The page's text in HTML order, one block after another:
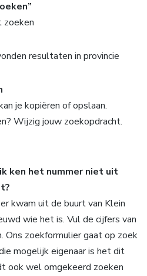
resultaten in provincie
je kopiëren of opslaan.
Wijzig jouw zoekopdracht.
ken het nummer niet uit
kwam uit de buurt van Klein
wie het is. Vul de cijfers van
Ons zoekformulier gaat op zoek
mogelijk eigenaar is het dit
ook wel omgekeerd zoeken